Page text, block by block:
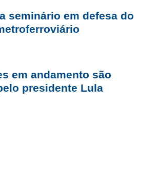
seminário em defesa do
em andamento são
presidente Lula